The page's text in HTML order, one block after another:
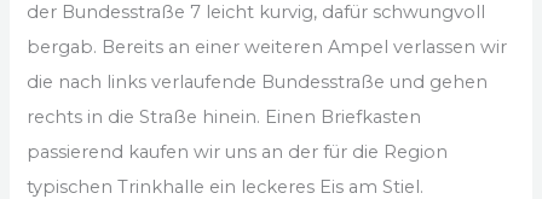
der Bundesstraße 7 leicht kurvig, dafür schwungvoll
bergab. Bereits an einer weiteren Ampel verlassen wir
die nach links verlaufende Bundesstraße und gehen
rechts in die Straße hinein. Einen Briefkasten
passierend kaufen wir uns an der für die Region
typischen Trinkhalle ein leckeres Eis am Stiel.